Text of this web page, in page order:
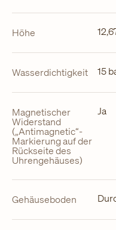
Höhe
Wasserdichtigkeit 15
Magnetischer
Widerstand
(„Antimagnetic“-
Markierung auf der
Rückseite des
Uhrengehäuses)
Ja
Gehäuseboden